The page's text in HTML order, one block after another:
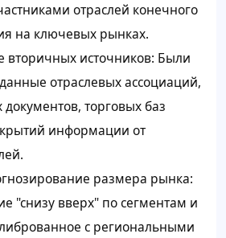
отраслей конечного
на ключевых рынках.
вторичных источников: Были
отраслевых ассоциаций,
торговых баз
информации от
размера рынка:
"снизу вверх" по сегментам и
с региональными